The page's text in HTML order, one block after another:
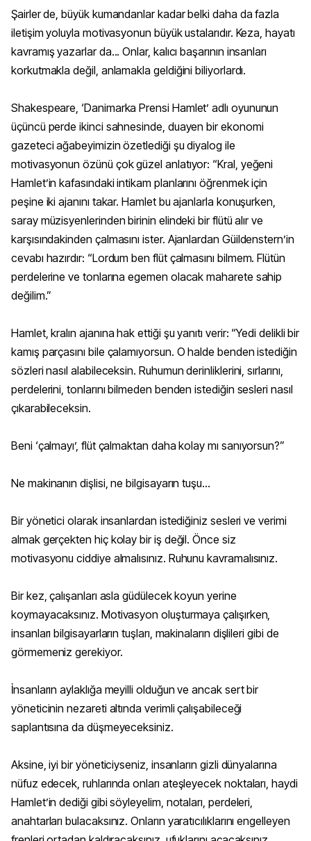
Şairler de, büyük kumandanlar kadar belki daha da fazla
iletişim yoluyla motivasyonun büyük ustalarıdır. Keza, hayatı
kavramış yazarlar da... Onlar, kalıcı başarının insanları
korkutmakla değil, anlamakla geldiğini biliyorlardı.
Shakespeare, ‘Danimarka Prensi Hamlet’ adlı oyununun
üçüncü perde ikinci sahnesinde, duayen bir ekonomi
gazeteci ağabeyimizin özetlediği şu diyalog ile
motivasyonun özünü çok güzel anlatıyor: “Kral, yeğeni
Hamlet’in kafasındaki intikam planlarını öğrenmek için
peşine iki ajanını takar. Hamlet bu ajanlarla konuşurken,
saray müzisyenlerinden birinin elindeki bir flütü alır ve
karşısındakinden çalmasını ister. Ajanlardan Güildenstern’in
cevabı hazırdır: “Lordum ben flüt çalmasını bilmem. Flütün
perdelerine ve tonlarına egemen olacak maharete sahip
değilim.”
Hamlet, kralın ajanına hak ettiği şu yanıtı verir: “Yedi delikli bir
kamış parçasını bile çalamıyorsun. O halde benden istediğin
sözleri nasıl alabileceksin. Ruhumun derinliklerini, sırlarını,
perdelerini, tonlarını bilmeden benden istediğin sesleri nasıl
çıkarabileceksin.
Beni ‘çalmayı’, flüt çalmaktan daha kolay mı sanıyorsun?”
Ne makinanın dişlisi, ne bilgisayarın tuşu...
Bir yönetici olarak insanlardan istediğiniz sesleri ve verimi
almak gerçekten hiç kolay bir iş değil. Önce siz
motivasyonu ciddiye almalısınız. Ruhunu kavramalısınız.
Bir kez, çalışanları asla güdülecek koyun yerine
koymayacaksınız. Motivasyon oluşturmaya çalışırken,
insanları bilgisayarların tuşları, makinaların dişlileri gibi de
görmemeniz gerekiyor.
İnsanların aylaklığa meyilli olduğun ve ancak sert bir
yöneticinin nezareti altında verimli çalışabileceği
saplantısına da düşmeyeceksiniz.
Aksine, iyi bir yöneticiyseniz, insanların gizli dünyalarına
nüfuz edecek, ruhlarında onları ateşleyecek noktaları, haydi
Hamlet’in dediği gibi söyleyelim, notaları, perdeleri,
anahtarları bulacaksınız. Onların yaratıcılıklarını engelleyen